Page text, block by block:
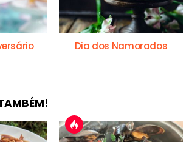
Dia dos Namorados